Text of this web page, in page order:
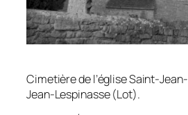
Cimetière de l’église Saint-
Jean-Lespinasse (Lot).